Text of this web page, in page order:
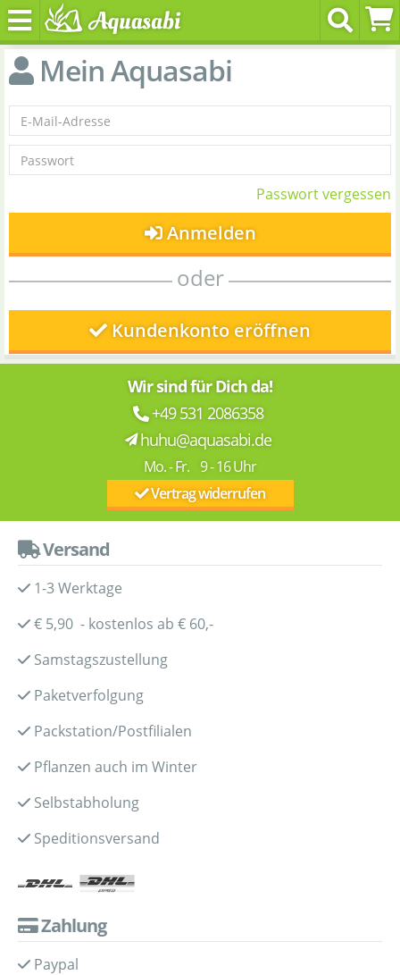
Mein Aquasabi
Passwort vergessen
Anmelden
oder
Kundenkonto eröffnen
Wir sind für Dich da!
+49 531 2086358
huhu@aquasabi.de
Mo. - Fr. 9 - 16 Uhr
Vertrag widerrufen
Versand
1-3 Werktage
€ 5,90 - kostenlos ab € 60,-
Samstagszustellung
Paketverfolgung
Packstation/Postfilialen
Pflanzen auch im Winter
Selbstabholung
Speditionsversand
Zahlung
Paypal